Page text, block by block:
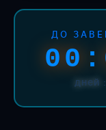
ДО
дней